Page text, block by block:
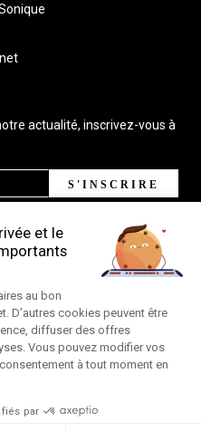
actualité, inscrivez-vous à
S'INSCRIRE